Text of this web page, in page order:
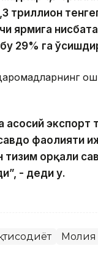
триллион
ярмига
29% га
экспорт
фаолияти
орқали
- деди у.
Молия